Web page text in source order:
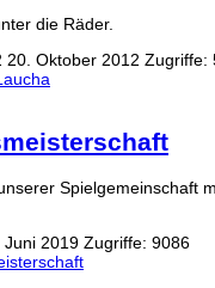
die Räder.
20. Oktober 2012 Zugriffe:
Spielgemeinschaft
Juni 2019 Zugriffe: 9086